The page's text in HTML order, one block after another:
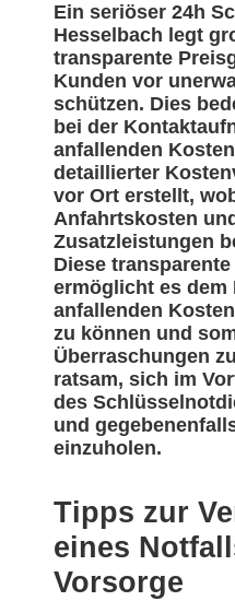
Ein seriöser 24h
Hesselbach legt
transparente
Kunden vor
schützen. Dies
bei der
anfallenden
detaillierter
vor Ort erstellt,
Anfahrtskosten
Zusatzleistungen
Diese
ermöglicht es dem
anfallenden
zu können und
Überraschungen
ratsam, sich im
des
und
einzuholen.
Tipps zur
eines
Vorsorge